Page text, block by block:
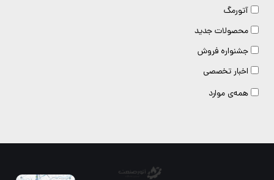
آتورمگ
محصولات جدید
جشنواره فروش
اخبار تخصصی
همه‌ی موارد